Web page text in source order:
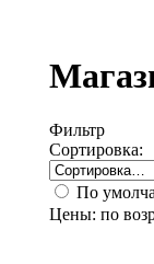
Фильтр
Сортировка:
По
Цены: по